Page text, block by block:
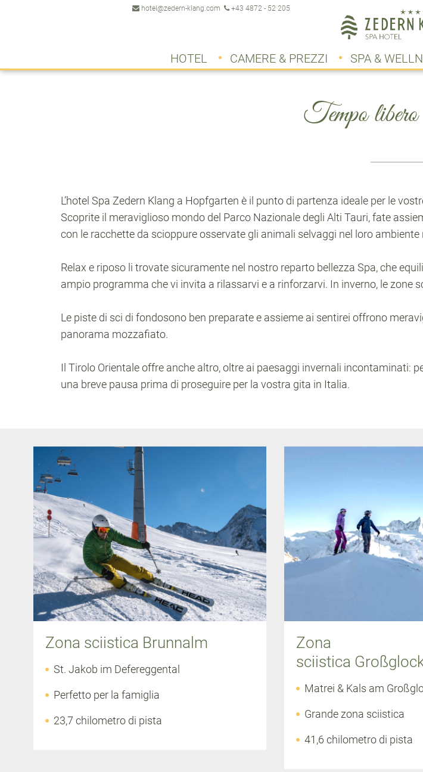
hotel@zedern-klang.com +43 4872 - 52 205
HOTEL CAMERE & PREZZI SPA &
Tempo libero
L’hotel Spa Zedern Klang a Hopfgarten è il punto di partenza ideale per le
Scoprite il meraviglioso mondo del Parco Nazionale degli Alti Tauri, fate
con le racchette da scioppure osservate gli animali selvaggi nel loro ambiente
Relax e riposo li trovate sicuramente nel nostro reparto bellezza Spa, che
ampio programma che vi invita a rilassarvi e a rinforzarvi. In inverno, le zone
Le piste di sci di fondosono ben preparate e assieme ai sentirei offrono
panorama mozzafiato.
Il Tirolo Orientale offre anche altro, oltre ai paesaggi invernali incontaminati:
una breve pausa prima di proseguire per la vostra gita in Italia.
Zona sciistica Brunnalm
St. Jakob im Defereggental
Perfetto per la famiglia
23,7 chilometro di pista
Zona
sciistica
Matrei & Kals am
Grande zona sciistica
41,6 chilometro di pista